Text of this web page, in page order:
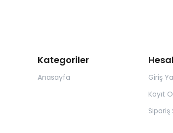
Kategoriler
Anasayfa
Giriş
Kayıt
Sipariş